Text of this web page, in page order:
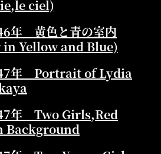
ciel)
年 黄色と青の室内
in Yellow and Blue)
年 Portrait of Lydia
年 Two Girls,Red
Background